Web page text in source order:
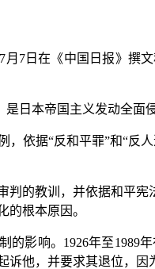
日在《中国日报》撰文
日本帝国主义发动全面
据“反和平罪”和“反人
的教训，并依据和平宪
的根本原因。
影响。1926年至1989年
诉他，并要求其退位，